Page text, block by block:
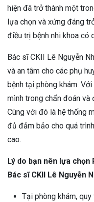
hiện đã trở thành một
lựa chọn và xứng đáng
điều trị bệnh nhi khoa có
Bác sĩ CKII Lê Nguyễn
và an tâm cho các phụ
bệnh tại phòng khám.
mình trong chẩn đoán và
Cùng với đó là hệ thống
đủ đảm bảo cho quá
cao.
Lý do bạn nên lựa
Bác sĩ CKII Lê Nguyễn
Tại phòng khám,